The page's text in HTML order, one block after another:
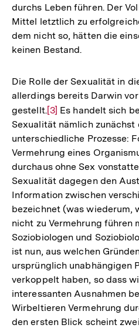
durchs Leben führen. Der
Mittel letztlich zu
dem nicht so, hätten die
keinen Bestand.
Die Rolle der Sexualität in
allerdings bereits Darwin
gestellt.Zur
Auflösung
der
Fußnote
[3] Es handelt sich
Sexualität nämlich zunächst
unterschiedliche Prozesse:
Vermehrung eines
durchaus ohne Sex
Sexualität dagegen den
Information zwischen
bezeichnet (was wiederum,
nicht zu Vermehrung führen
Soziobiologen und
ist nun, aus welchen
ursprünglich unabhängigen
verkoppelt haben, so dass
interessanten Ausnahmen
Wirbeltieren Vermehrung
den ersten Blick scheint